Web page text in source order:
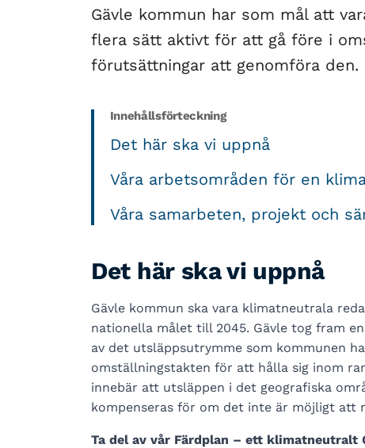
Gävle kommun har som mål att
flera sätt aktivt för att gå före i
förutsättningar att genomföra den.
Innehållsförteckning
Det här ska vi uppnå
Våra arbetsområden för en
Våra samarbeten, projekt och
Det här ska vi uppnå
Gävle kommun ska vara klimatneutrala
nationella målet till 2045. Gävle tog fram
av det utsläppsutrymme som kommunen
omställningstakten för att hålla sig inom
innebär att utsläppen i det geografiska
kompenseras för om det inte är möjligt att
Ta del av vår Färdplan – ett klimatneutralt